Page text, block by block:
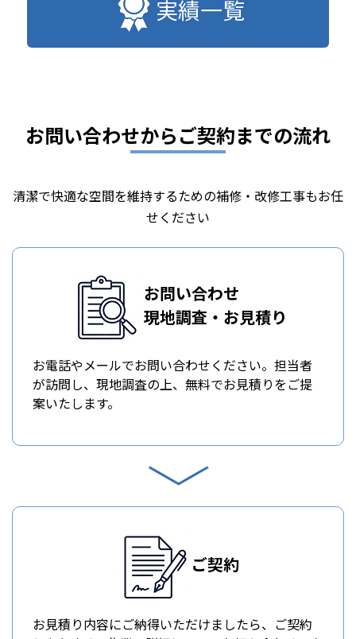
実績一覧
お問い合わせからご契約までの流れ
清潔で快適な空間を維持するための補修・改修工事もお任
せください
お問い合わせ
現地調査・お見積り
お電話やメールでお問い合わせください。担当者
が訪問し、現地調査の上、無料でお見積りをご提
案いたします。
ご契約
お見積り内容にご納得いただけましたら、ご契約